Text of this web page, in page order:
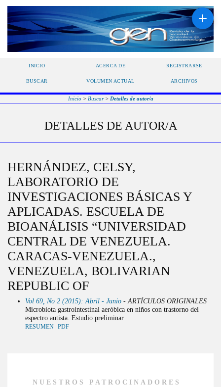
INICIO ACERCA DE REGISTRARSE
BUSCAR VOLUMEN ACTUAL ARCHIVOS
Inicio> Buscar> Detalles de autor/a
DETALLES DE AUTOR/A
HERNÁNDEZ, CELSY,
LABORATORIO DE
INVESTIGACIONES BÁSICAS Y
APLICADAS. ESCUELA DE
BIOANÁLISIS “UNIVERSIDAD
CENTRAL DE VENEZUELA.
CARACAS-VENEZUELA.,
VENEZUELA, BOLIVARIAN
REPUBLIC OF
Vol 69, No 2 (2015): Abril - Junio - ARTÍCULOS ORIGINALES
Microbiota gastrointestinal aeróbica en niños con trastorno del
espectro autista. Estudio preliminar
RESUMEN PDF
NUESTROS PATROCINADORES